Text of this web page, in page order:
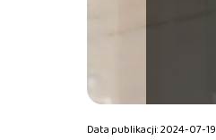
Data publikacji: 2024-07-19